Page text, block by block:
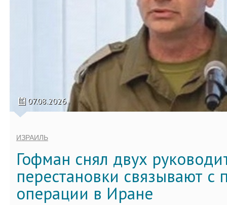
07.08.2026
ИЗРАИЛЬ
Гофман снял двух
перестановки связывают с
операции в Иране